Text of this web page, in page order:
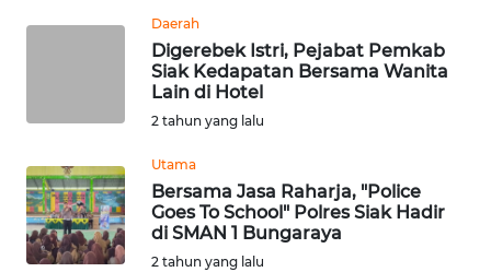
Daerah
Digerebek Istri, Pejabat Pemkab
Siak Kedapatan Bersama Wanita
Lain di Hotel
2 tahun yang lalu
Utama
Bersama Jasa Raharja, "Police
Goes To School" Polres Siak Hadir
di SMAN 1 Bungaraya
2 tahun yang lalu
WN
WN
JAMBI